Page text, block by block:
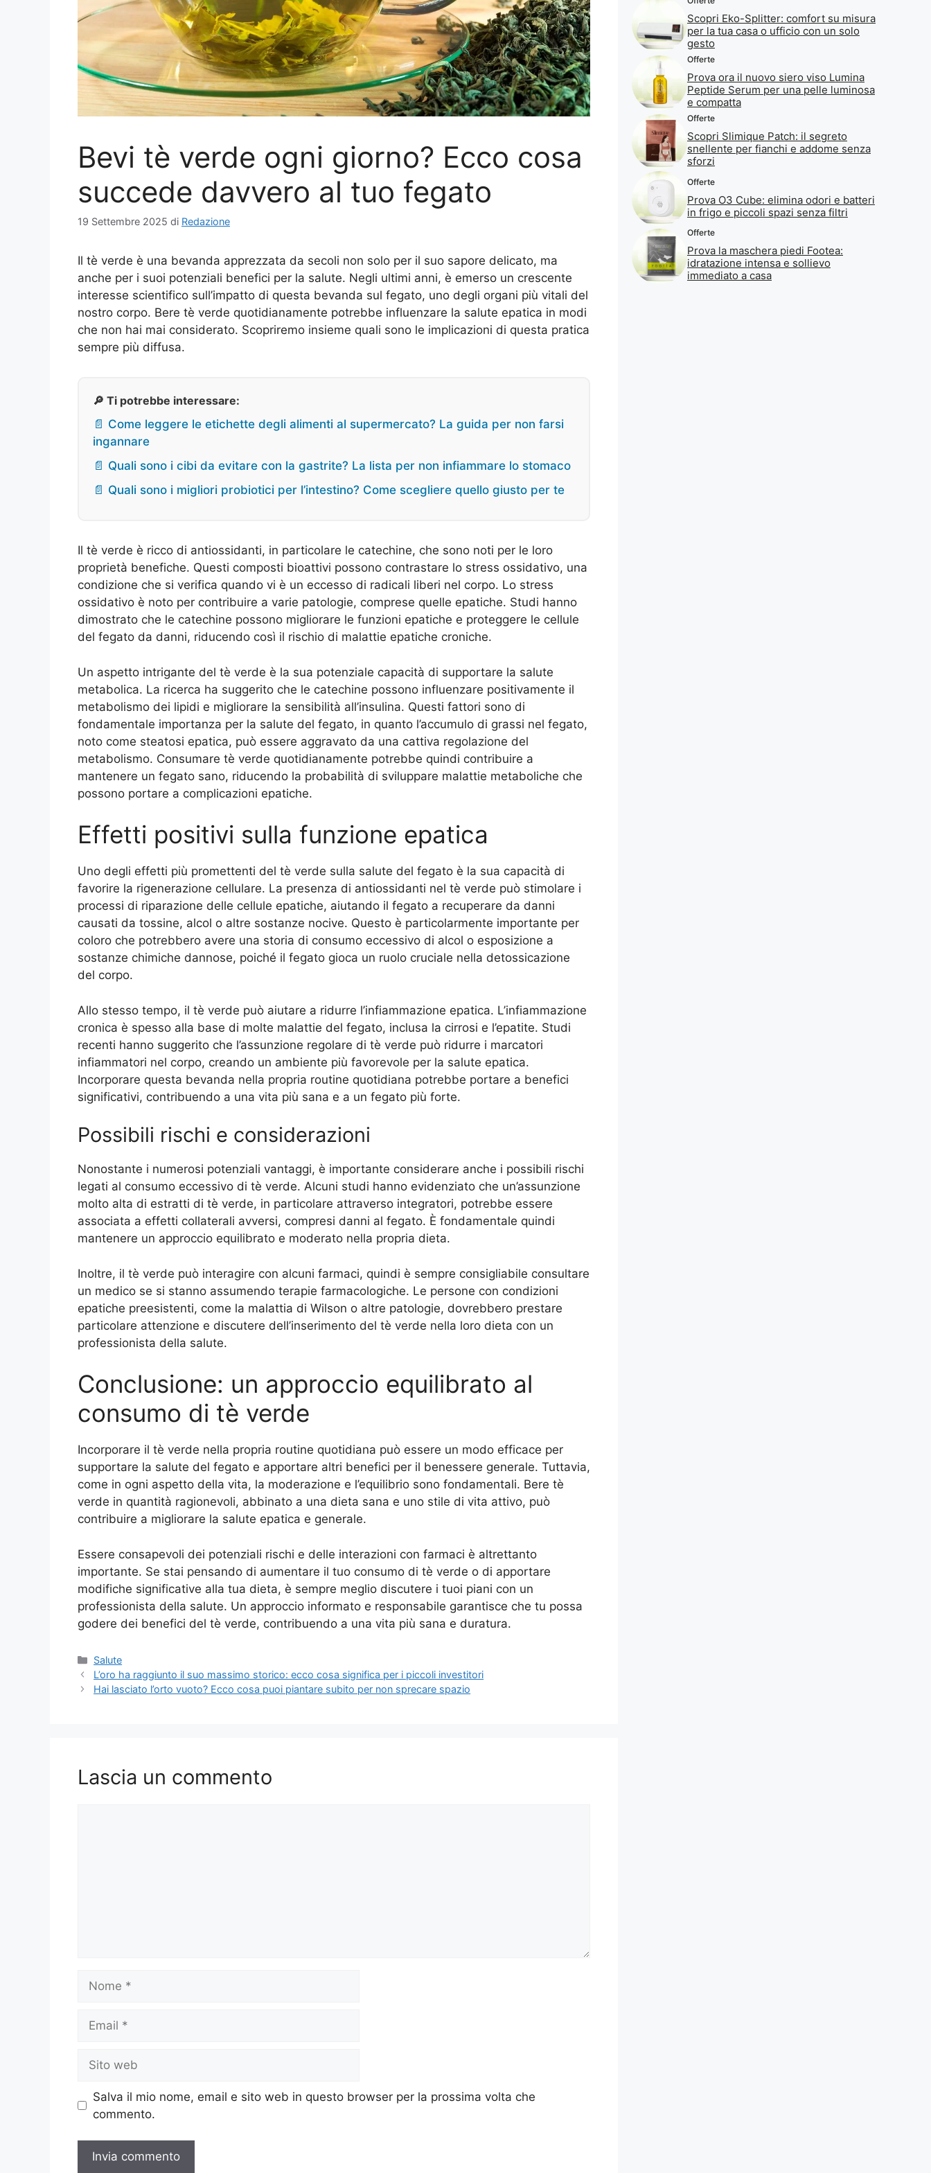
Bevi tè verde ogni giorno? Ecco cosa
succede davvero al tuo fegato
19 Settembre 2025 di Redazione
Il tè verde è una bevanda apprezzata da secoli non solo per il suo sapore delicato, ma
anche per i suoi potenziali benefici per la salute. Negli ultimi anni, è emerso un crescente
interesse scientifico sull’impatto di questa bevanda sul fegato, uno degli organi più vitali del
nostro corpo. Bere tè verde quotidianamente potrebbe influenzare la salute epatica in modi
che non hai mai considerato. Scopriremo insieme quali sono le implicazioni di questa pratica
sempre più diffusa.
🔎 Ti potrebbe interessare:
📄 Come leggere le etichette degli alimenti al supermercato? La guida per non farsi
ingannare
📄 Quali sono i cibi da evitare con la gastrite? La lista per non infiammare lo stomaco
📄 Quali sono i migliori probiotici per l’intestino? Come scegliere quello giusto per te
Il tè verde è ricco di antiossidanti, in particolare le catechine, che sono noti per le loro
proprietà benefiche. Questi composti bioattivi possono contrastare lo stress ossidativo, una
condizione che si verifica quando vi è un eccesso di radicali liberi nel corpo. Lo stress
ossidativo è noto per contribuire a varie patologie, comprese quelle epatiche. Studi hanno
dimostrato che le catechine possono migliorare le funzioni epatiche e proteggere le cellule
del fegato da danni, riducendo così il rischio di malattie epatiche croniche.
Un aspetto intrigante del tè verde è la sua potenziale capacità di supportare la salute
metabolica. La ricerca ha suggerito che le catechine possono influenzare positivamente il
metabolismo dei lipidi e migliorare la sensibilità all’insulina. Questi fattori sono di
fondamentale importanza per la salute del fegato, in quanto l’accumulo di grassi nel fegato,
noto come steatosi epatica, può essere aggravato da una cattiva regolazione del
metabolismo. Consumare tè verde quotidianamente potrebbe quindi contribuire a
mantenere un fegato sano, riducendo la probabilità di sviluppare malattie metaboliche che
possono portare a complicazioni epatiche.
Effetti positivi sulla funzione epatica
Uno degli effetti più promettenti del tè verde sulla salute del fegato è la sua capacità di
favorire la rigenerazione cellulare. La presenza di antiossidanti nel tè verde può stimolare i
processi di riparazione delle cellule epatiche, aiutando il fegato a recuperare da danni
causati da tossine, alcol o altre sostanze nocive. Questo è particolarmente importante per
coloro che potrebbero avere una storia di consumo eccessivo di alcol o esposizione a
sostanze chimiche dannose, poiché il fegato gioca un ruolo cruciale nella detossicazione
del corpo.
Allo stesso tempo, il tè verde può aiutare a ridurre l’infiammazione epatica. L’infiammazione
cronica è spesso alla base di molte malattie del fegato, inclusa la cirrosi e l’epatite. Studi
recenti hanno suggerito che l’assunzione regolare di tè verde può ridurre i marcatori
infiammatori nel corpo, creando un ambiente più favorevole per la salute epatica.
Incorporare questa bevanda nella propria routine quotidiana potrebbe portare a benefici
significativi, contribuendo a una vita più sana e a un fegato più forte.
Possibili rischi e considerazioni
Nonostante i numerosi potenziali vantaggi, è importante considerare anche i possibili rischi
legati al consumo eccessivo di tè verde. Alcuni studi hanno evidenziato che un’assunzione
molto alta di estratti di tè verde, in particolare attraverso integratori, potrebbe essere
associata a effetti collaterali avversi, compresi danni al fegato. È fondamentale quindi
mantenere un approccio equilibrato e moderato nella propria dieta.
Inoltre, il tè verde può interagire con alcuni farmaci, quindi è sempre consigliabile consultare
un medico se si stanno assumendo terapie farmacologiche. Le persone con condizioni
epatiche preesistenti, come la malattia di Wilson o altre patologie, dovrebbero prestare
particolare attenzione e discutere dell’inserimento del tè verde nella loro dieta con un
professionista della salute.
Conclusione: un approccio equilibrato al
consumo di tè verde
Incorporare il tè verde nella propria routine quotidiana può essere un modo efficace per
supportare la salute del fegato e apportare altri benefici per il benessere generale. Tuttavia,
come in ogni aspetto della vita, la moderazione e l’equilibrio sono fondamentali. Bere tè
verde in quantità ragionevoli, abbinato a una dieta sana e uno stile di vita attivo, può
contribuire a migliorare la salute epatica e generale.
Essere consapevoli dei potenziali rischi e delle interazioni con farmaci è altrettanto
importante. Se stai pensando di aumentare il tuo consumo di tè verde o di apportare
modifiche significative alla tua dieta, è sempre meglio discutere i tuoi piani con un
professionista della salute. Un approccio informato e responsabile garantisce che tu possa
godere dei benefici del tè verde, contribuendo a una vita più sana e duratura.
Categorie
Salute
L’oro ha raggiunto il suo massimo storico: ecco cosa significa per i piccoli investitori
Hai lasciato l’orto vuoto? Ecco cosa puoi piantare subito per non sprecare spazio
Lascia un commento
web
Salva il mio nome, email e sito web in questo browser per la prossima volta che
commento.
Scopri Eko-Splitter: comfort su misura
per la tua casa o ufficio con un solo
gesto
Offerte
Prova ora il nuovo siero viso Lumina
Peptide Serum per una pelle luminosa
e compatta
Offerte
Scopri Slimique Patch: il segreto
snellente per fianchi e addome senza
sforzi
Offerte
Prova O3 Cube: elimina odori e batteri
in frigo e piccoli spazi senza filtri
Offerte
Prova la maschera piedi Footea:
idratazione intensa e sollievo
immediato a casa